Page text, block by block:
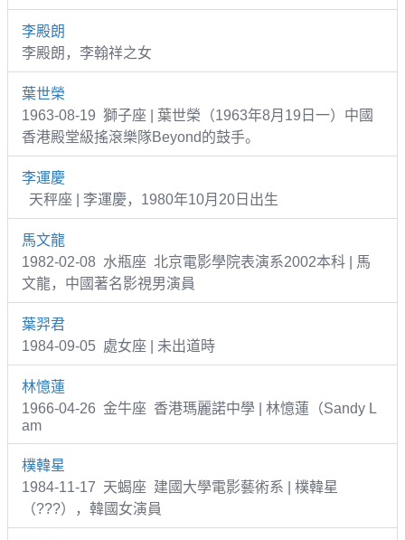
李殿朗
李殿朗，李翰祥之女
葉世榮
1963-08-19 獅子座 | 葉世榮（1963年8月19日一）中國
香港殿堂級搖滾樂隊Beyond的鼓手。
李運慶
天秤座 | 李運慶，1980年10月20日出生
馬文龍
1982-02-08 水瓶座 北京電影學院表演系2002本科 | 馬
文龍，中國著名影視男演員
葉羿君
1984-09-05 處女座 | 未出道時
林憶蓮
1966-04-26 金牛座 香港瑪麗諾中學 | 林憶蓮（Sandy L
am
樸韓星
1984-11-17 天蝎座 建國大學電影藝術系 | 樸韓星
（???），韓國女演員